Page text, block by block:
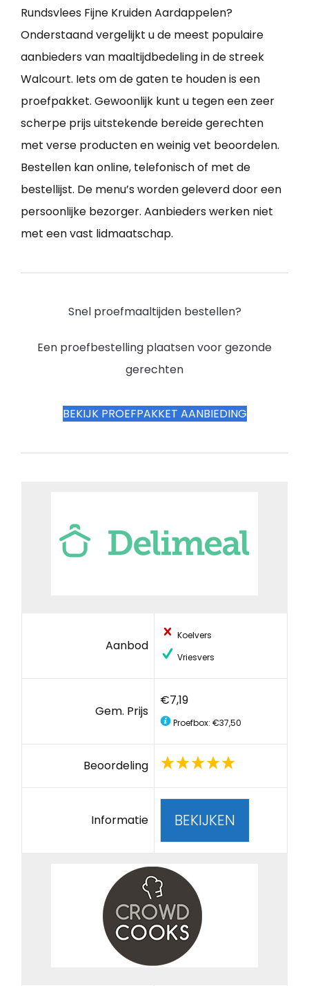
Rundsvlees Fijne Kruiden Aardappelen?
Onderstaand vergelijkt u de meest populaire
aanbieders van maaltijdbedeling in de streek
Walcourt. Iets om de gaten te houden is een
proefpakket. Gewoonlijk kunt u tegen een zeer
scherpe prijs uitstekende bereide gerechten
met verse producten en weinig vet beoordelen.
Bestellen kan online, telefonisch of met de
bestellijst. De menu’s worden geleverd door een
persoonlijke bezorger. Aanbieders werken niet
met een vast lidmaatschap.
Snel proefmaaltijden bestellen?
Een proefbestelling plaatsen voor gezonde
gerechten
BEKIJK PROEFPAKKET AANBIEDING
Aanbod
Koelvers
Vriesvers
Gem. Prijs
€7,19
Proefbox: €37,50
Beoordeling
Informatie BEKIJKEN